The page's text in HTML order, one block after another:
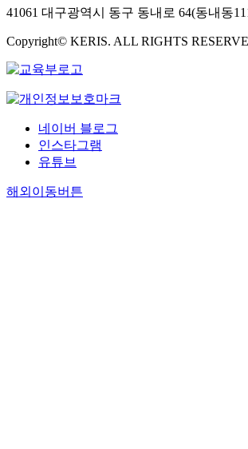
41061 대구광역시 동구 동내로 64(동내동
Copyright© KERIS. ALL RIGHTS
네이버 블로그
인스타그램
유튜브
해외이동버튼